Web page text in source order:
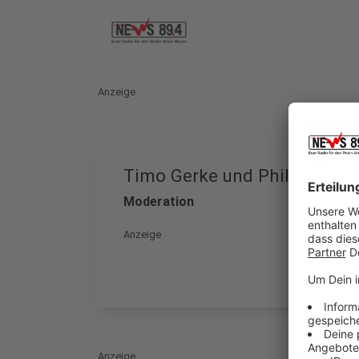
Anzeige
Timo Gerke und Philipp
Moderation
Anzeige
Anzeige